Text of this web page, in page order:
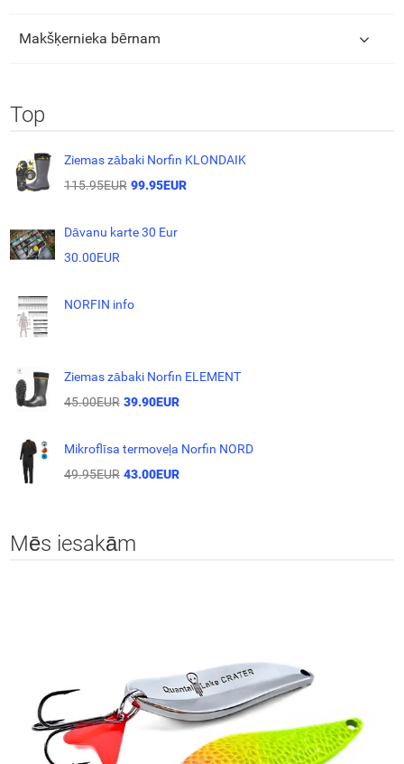
Makšķernieka bērnam
Top
Ziemas zābaki Norfin KLONDAIK
115.95EUR 99.95EUR
Dāvanu karte 30 Eur
30.00EUR
NORFIN info
Ziemas zābaki Norfin ELEMENT
45.00EUR 39.90EUR
Mikroflīsa termoveļa Norfin NORD
49.95EUR 43.00EUR
Mēs iesakām